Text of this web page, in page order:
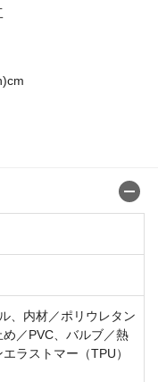
、内材／ポリウレタン
／PVC、バルブ／熱
ラストマー（TPU）